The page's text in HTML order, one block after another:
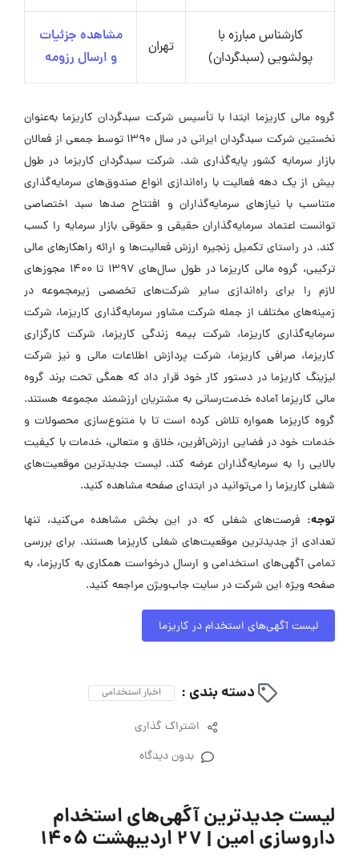
کارشناس مبارزه با
پولشویی (سبدگردان)
تهران
مشاهده جزئیات
و ارسال رزومه
گروه مالی کاریزما ابتدا با تأسیس شرکت سبدگردان کاریزما به‌عنوان
نخستین شرکت سبدگردان ایرانی در سال 1390 توسط جمعی از فعالان
بازار سرمایه کشور پایه‌گذاری شد. شرکت سبدگردان کاریزما در طول
بیش از یک دهه فعالیت با راه‌اندازی انواع صندوق‌های سرمایه‌گذاری
متناسب با نیازهای سرمایه‌گذاران و افتتاح صدها سبد اختصاصی
توانست اعتماد سرمایه‌گذاران حقیقی و حقوقی بازار سرمایه را کسب
کند. در راستای تکمیل زنجیره ارزش فعالیت‌ها و ارائه راهکارهای مالی
ترکیبی، گروه مالی کاریزما در طول سال‌های 1397 تا 1400 مجوزهای
لازم را برای راه‌اندازی سایر شرکت‌های تخصصی زیرمجموعه در
زمینه‌های مختلف از جمله شرکت مشاور سرمایه‌گذاری کاریزما، شرکت
سرمایه‌گذاری کاریزما، شرکت بیمه زندگی کاریزما، شرکت کارگزاری
کاریزما، صرافی کاریزما، شرکت پردازش اطلاعات مالی و نیز شرکت
لیزینگ کاریزما در دستور کار خود قرار داد که همگی تحت برند گروه
مالی کاریزما آماده خدمت‌رسانی به مشتریان ارزشمند مجموعه هستند.
گروه کاریزما همواره تلاش کرده است تا با متنوع‌سازی محصولات و
خدمات خود در فضایی ارزش‌آفرین، خلاق و متعالی، خدمات با کیفیت
بالایی را به سرمایه‌گذاران عرضه کند. لیست جدیدترین موقعیت‌های
شغلی کاریزما را می‌توانید در ابتدای صفحه مشاهده کنید.
توجه: فرصت‌های شغلی که در این بخش مشاهده می‌کنید، تنها
تعدادی از جدیدترین موقعیت‌های شغلی کاریزما هستند. برای بررسی
تمامی آگهی‌های استخدامی و ارسال درخواست همکاری به کاریزما، به
صفحه ویژه این شرکت در سایت جاب‌ویژن مراجعه کنید.
لیست آگهی‌های استخدام در کاریزما
دسته بندی : اخبار استخدامی
اشتراک گذاری
بدون دیدگاه
لیست جدیدترین آگهی‌های استخدام
داروسازی امین | ۲۷ اردیبهشت ۱۴۰۵